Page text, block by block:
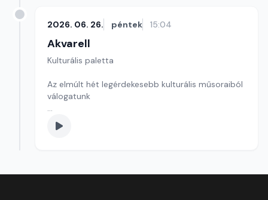
2026. 06. 26. péntek 15:04
Akvarell
Kulturális paletta
Az elmúlt hét legérdekesebb kulturális műsoraiból
válogatunk
Szerkesztő: Gyarmathy Dóra